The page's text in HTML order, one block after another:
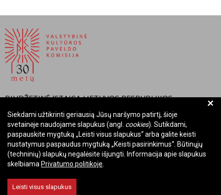
BIUDŽETINĖ ĮSTAIGA LIETUVOS RESPUBLIKOS
VALSTYBINĖ KULTŪROS PAVELDO KOMISIJA
Įmonės kodas: Juridinių asmenų registre 288700520
Adresas: Rūdninkų g. 13, 01135 Vilnius
Telefonas: +370 699 13972
El. paštas: komisija@vkpk.lt
BENDRAUKIME
+
Siekdami užtikrinti geriausią Jūsų naršymo patirtį, šioje
svetainėje naudojame slapukus (angl. cookies). Sutikdami,
paspauskite mygtuką „Leisti visus slapukus“ arba galite keisti
nustatymus paspaudus mygtuką „Keisti pasirinkimus“. Būtinųjų
(techninių) slapukų negalėsite išjungti. Informacija apie slapukus
skelbiama Privatumo politikoje
Leisti visus slapukus